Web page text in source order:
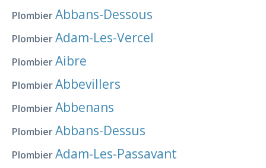
PlombierAbbans-Dessous
PlombierAdam-Les-Vercel
PlombierAibre
PlombierAbbevillers
PlombierAbbenans
PlombierAbbans-Dessus
PlombierAdam-Les-Passavant